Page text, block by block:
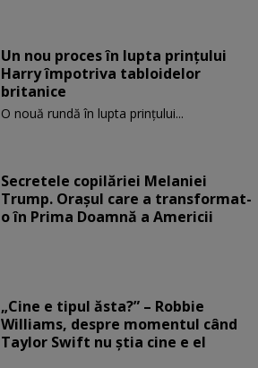
Un nou proces în lupta prinţului
Harry împotriva tabloidelor
britanice
O nouă rundă în lupta prinţului...
Secretele copilăriei Melaniei
Trump. Orașul care a transformat-
o în Prima Doamnă a Americii
„Cine e tipul ăsta?” – Robbie
Williams, despre momentul când
Taylor Swift nu știa cine e el